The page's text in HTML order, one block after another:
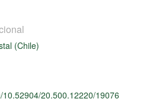
(Chile)
10.52904/20.500.12220/19076